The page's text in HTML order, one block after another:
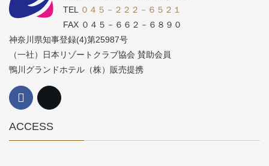
TEL
０４５－２２２－６５２１
FAX ０４５－６６２－６８９０
神奈川県知事登録(4)第25987号
（一社）日本リゾートクラブ協会 賛助会員
鴨川グランドホテル（株）販売提携
ACCESS